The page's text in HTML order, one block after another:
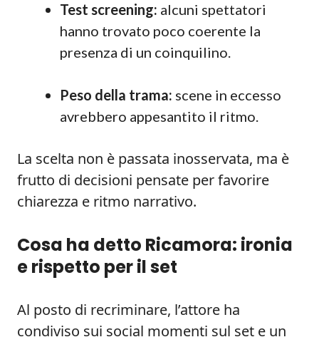
Test screening: alcuni spettatori
hanno trovato poco coerente la
presenza di un coinquilino.
Peso della trama: scene in eccesso
avrebbero appesantito il ritmo.
La scelta non è passata inosservata, ma è
frutto di decisioni pensate per favorire
chiarezza e ritmo narrativo.
Cosa ha detto Ricamora: ironia
e rispetto per il set
Al posto di recriminare, l’attore ha
condiviso sui social momenti sul set e un